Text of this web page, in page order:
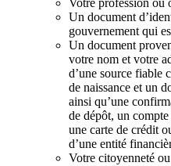
Un document
gouvernement qui
Un document
votre nom et votre
d’une source fiable
de naissance et un
ainsi qu’une
de dépôt, un
une carte de crédit
d’une entité
Votre citoyenneté